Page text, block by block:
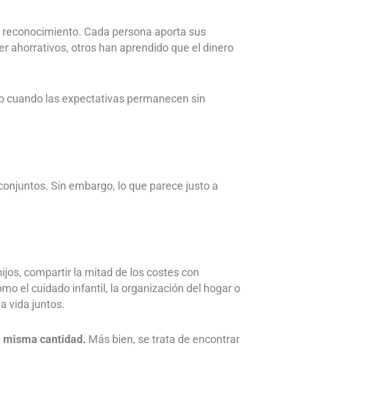
Cada persona aporta sus
ahorrativos, otros han aprendido que el dinero
las expectativas permanecen sin
Sin embargo, lo que parece justo a
compartir la mitad de los costes con
el cuidado infantil, la organización del hogar o
vida juntos.
misma cantidad. Más bien, se trata de encontrar